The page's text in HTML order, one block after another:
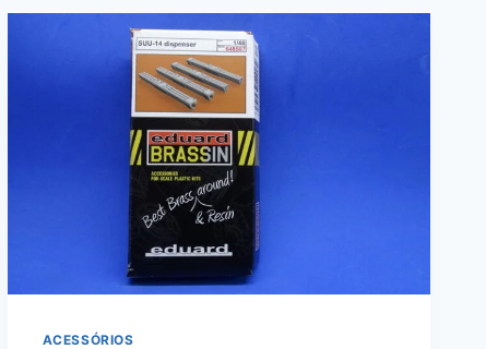
MODEL
ACESSÓRIOS